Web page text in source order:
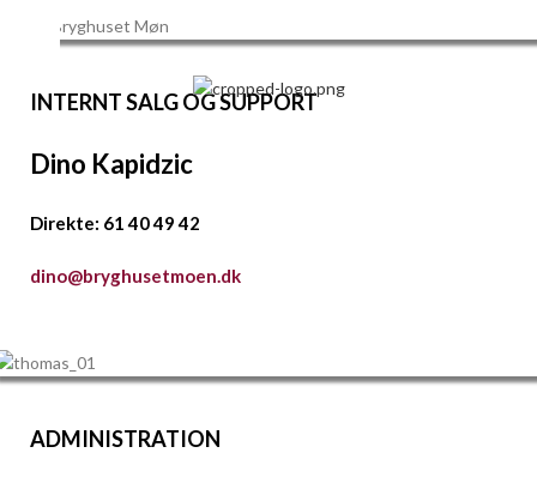
INTERNT SALG OG SUPPORT
Dino Kapidzic
Direkte: 61 40 49 42
dino@bryghusetmoen.dk
ADMINISTRATION